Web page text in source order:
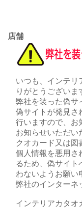
店舗
いつも、インテリ
りがとうございま
弊社を装った偽サ
偽サイトが発見さ
行いますので、お
お知らせいただい
クオカード又は図
個人情報を悪用さ
るため、偽サイト
わないようお願い
弊社のインターネ
インテリアカタオ